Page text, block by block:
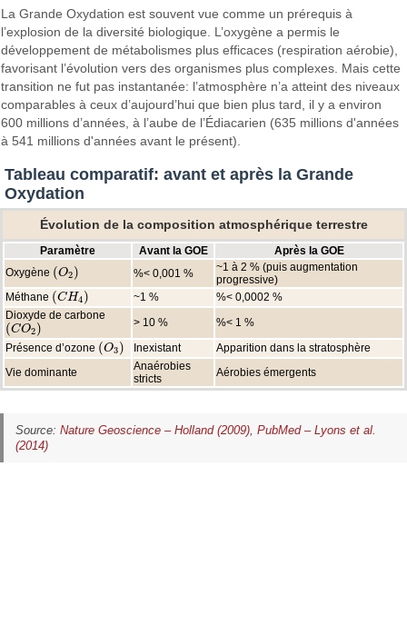
La Grande Oxydation est souvent vue comme un prérequis à
l’explosion de la diversité biologique. L’oxygène a permis le
développement de métabolismes plus efficaces (respiration aérobie),
favorisant l’évolution vers des organismes plus complexes. Mais cette
transition ne fut pas instantanée: l’atmosphère n’a atteint des niveaux
comparables à ceux d’aujourd’hui que bien plus tard, il y a environ
600 millions d’années, à l’aube de l’Édiacarien (635 millions d'années
à 541 millions d'années avant le présent).
Tableau comparatif: avant et après la Grande
Oxydation
Évolution de la composition atmosphérique terrestre
Paramètre Avant la GOE
Après la GOE
Oxygène (O2)
(O2) %< 0,001 %
~1 à 2 % (puis augmentation
progressive)
Méthane (CH4)
(CH4) ~1 %
%< 0,0002 %
Dioxyde de carbone
(CO2)
(CO2)
> 10 %
%< 1 %
Présence d’ozone (O3)
(O3) Inexistant
Apparition dans la stratosphère
Vie dominante
Anaérobies
stricts
Aérobies émergents
Source: Nature Geoscience – Holland (2009), PubMed – Lyons et al.
(2014)